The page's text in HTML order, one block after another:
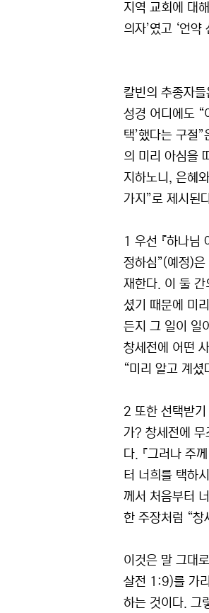
지역 교회에 대
의자’였고 ‘언
칼빈의 추종자
성경 어디에도 “
택’했다는 구절
의 미리 아심을
지하노니, 은혜
가지”로 제시된
1 우선 『하나님
정하심”(예정)
재한다. 이 둘 간
셨기 때문에 미
든지 그 일이 일
창세전에 어떤
“미리 알고 계셨
2 또한 선택받기
가? 창세전에
다. 『그러나 주
터 너희를 택하
께서 처음부터
한 주장처럼 “
이것은 말 그대
살전 1:9)를 가
하는 것이다. 그